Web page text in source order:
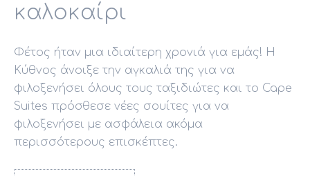
καλοκαίρι
Φέτος ήταν μια ιδιαίτερη χρονιά για εμάς! Η
Κύθνος άνοιξε την αγκαλιά της για να
φιλοξενήσει όλους τους ταξιδιώτες και το Cape
Suites πρόσθεσε νέες σουίτες για να
φιλοξενήσει με ασφάλεια ακόμα
περισσότερους επισκέπτες.